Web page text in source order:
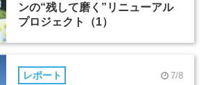
ンの“残して磨く”リニューアル
プロジェクト（1）
レポート 7/8